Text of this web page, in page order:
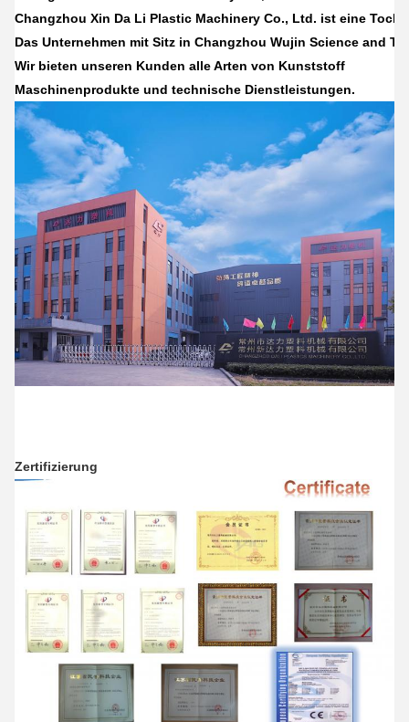
Changzhou Xin Da Li Plastic Machinery Co., Ltd. ist eine
Das Unternehmen mit Sitz in Changzhou Wujin Science and
Wir bieten unseren Kunden alle Arten von Kunststoff
Maschinenprodukte und technische Dienstleistungen.
Zertifizierung